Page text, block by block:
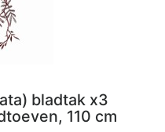
bladtak x3
110 cm